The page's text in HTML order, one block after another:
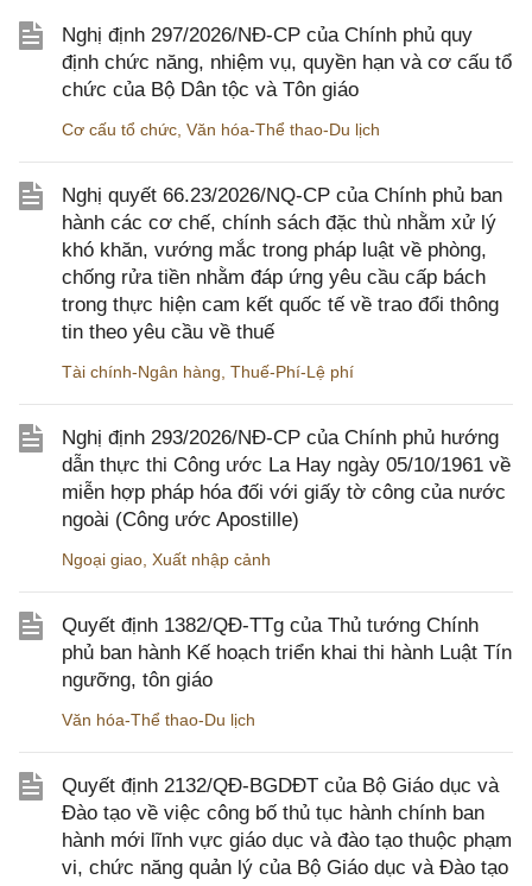
Nghị định 297/2026/NĐ-CP của Chính phủ quy
định chức năng, nhiệm vụ, quyền hạn và cơ cấu tổ
chức của Bộ Dân tộc và Tôn giáo
Cơ cấu tổ chức Văn hóa-Thể thao-Du lịch
Nghị quyết 66.23/2026/NQ-CP của Chính phủ ban
hành các cơ chế, chính sách đặc thù nhằm xử lý
khó khăn, vướng mắc trong pháp luật về phòng,
chống rửa tiền nhằm đáp ứng yêu cầu cấp bách
trong thực hiện cam kết quốc tế về trao đổi thông
tin theo yêu cầu về thuế
Tài chính-Ngân hàng Thuế-Phí-Lệ phí
Nghị định 293/2026/NĐ-CP của Chính phủ hướng
dẫn thực thi Công ước La Hay ngày 05/10/1961 về
miễn hợp pháp hóa đối với giấy tờ công của nước
ngoài (Công ước Apostille)
Ngoại giao Xuất nhập cảnh
Quyết định 1382/QĐ-TTg của Thủ tướng Chính
phủ ban hành Kế hoạch triển khai thi hành Luật Tín
ngưỡng, tôn giáo
Văn hóa-Thể thao-Du lịch
Quyết định 2132/QĐ-BGDĐT của Bộ Giáo dục và
Đào tạo về việc công bố thủ tục hành chính ban
hành mới lĩnh vực giáo dục và đào tạo thuộc phạm
vi, chức năng quản lý của Bộ Giáo dục và Đào tạo